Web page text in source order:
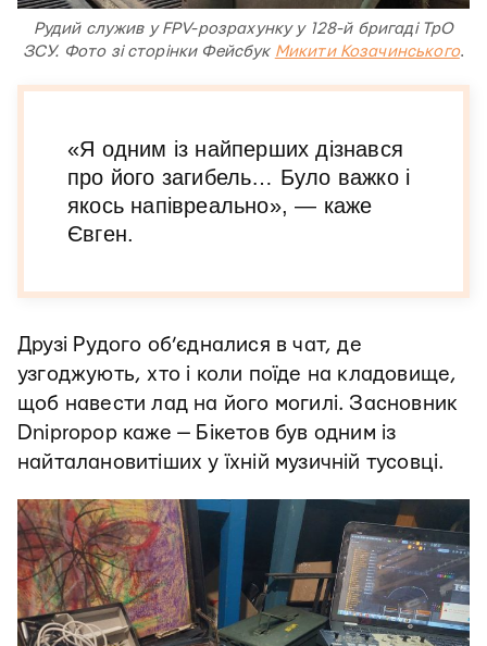
Рудий служив у FPV-розрахунку у 128-й бригаді ТрО
ЗСУ. Фото зі сторінки Фейсбук Микити Козачинського.
«Я одним із найперших дізнався
про його загибель… Було важко і
якось напівреально», — каже
Євген.
Друзі Рудого об’єдналися в чат, де
узгоджують, хто і коли поїде на кладовище,
щоб навести лад на його могилі. Засновник
Dnipropop каже — Бікетов був одним із
найталановитіших у їхній музичній тусовці.